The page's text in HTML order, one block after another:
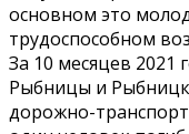
основном это
трудоспособном
За 10 месяцев 2021
Рыбницы и
дорожно-